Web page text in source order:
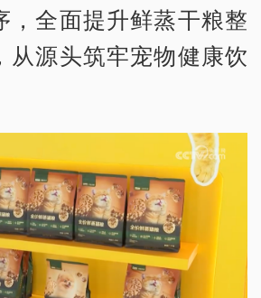
，全面提升鲜蒸干粮整
从源头筑牢宠物健康饮